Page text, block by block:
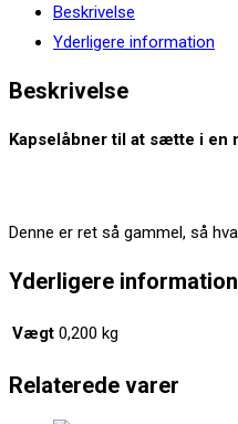
nøglering
antal
Beskrivelse
Yderligere information
Beskrivelse
Kapselåbner til at sætte i en
Denne er ret så gammel, så
Yderligere information
Vægt 0,200 kg
Relaterede varer